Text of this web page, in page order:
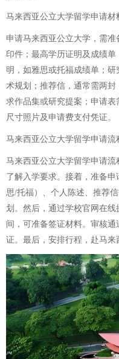
马来西亚公立大学留学申请材
申请马来西亚公立大学，需
印件；最高学历证明及成绩
明，如雅思或托福成绩单；
术规划；推荐信，通常需两
求作品集或研究提案；申请
尺寸照片及申请费支付凭证。
马来西亚公立大学留学申请流
马来西亚公立大学留学申请流
了解入学要求。接着，准备
思/托福）、个人陈述、推荐
划。然后，通过学校官网在
间，可准备签证材料。审核
证。最后，安排行程，赴马来